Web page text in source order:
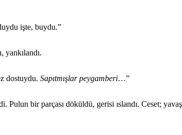
işte, buydu.”
yankılandı.
dostuydu. Sapıtmışlar peygamberi…”
Pulun bir parçası döküldü, gerisi ıslandı. Ceset;